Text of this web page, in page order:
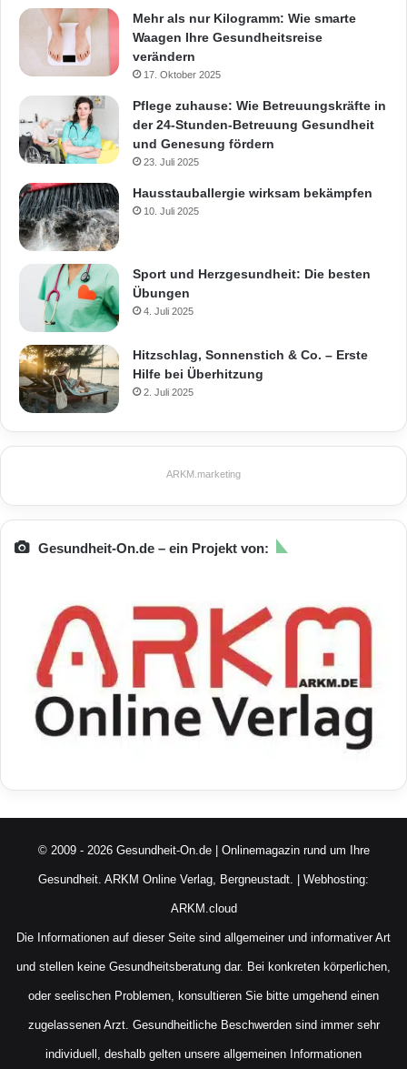
Mehr als nur Kilogramm: Wie smarte
Waagen Ihre Gesundheitsreise
verändern
17. Oktober 2025
Pflege zuhause: Wie Betreuungskräfte in
der 24-Stunden-Betreuung Gesundheit
und Genesung fördern
23. Juli 2025
Hausstauballergie wirksam bekämpfen
10. Juli 2025
Sport und Herzgesundheit: Die besten
Übungen
4. Juli 2025
Hitzschlag, Sonnenstich & Co. – Erste
Hilfe bei Überhitzung
2. Juli 2025
ARKM.marketing
Gesundheit-On.de – ein Projekt von:
© 2009 - 2026 Gesundheit-On.de | Onlinemagazin rund um Ihre
Gesundheit. ARKM Online Verlag, Bergneustadt. | Webhosting:
ARKM.cloud
Die Informationen auf dieser Seite sind allgemeiner und informativer Art
und stellen keine Gesundheitsberatung dar. Bei konkreten körperlichen,
oder seelischen Problemen, konsultieren Sie bitte umgehend einen
zugelassenen Arzt. Gesundheitliche Beschwerden sind immer sehr
individuell, deshalb gelten unsere allgemeinen Informationen